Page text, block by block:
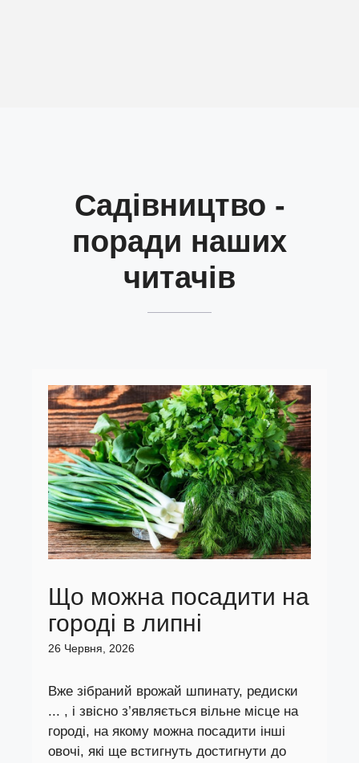
Садівництво -
поради наших
читачів
Що можна посадити на
городі в липні
26 Червня, 2026
Вже зібраний врожай шпинату, редиски
... , і звісно з’являється вільне місце на
городі, на якому можна посадити інші
овочі, які ще встигнуть достигнути до